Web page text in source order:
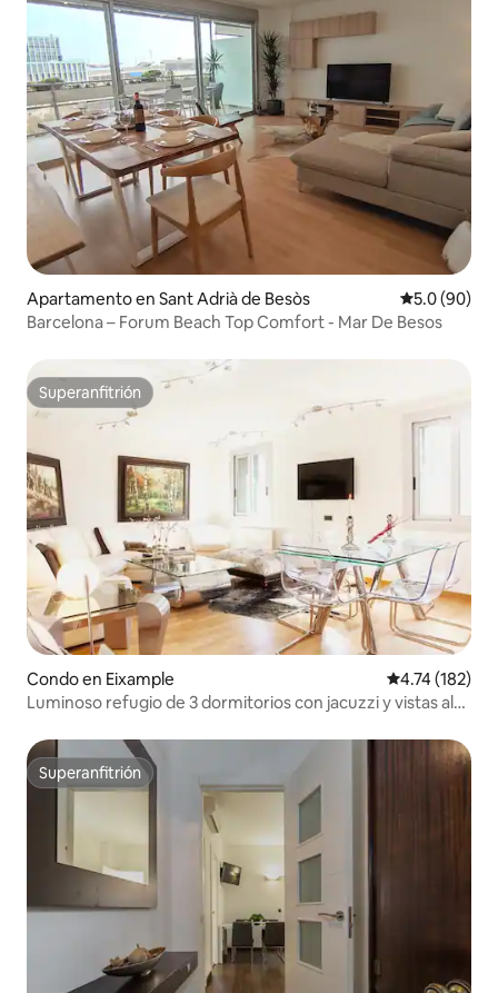
Apartamento en Sant Adrià de Besòs Calificación
5.0 (90)
Barcelona – Forum Beach Top Comfort - Mar De Besos
Superanfitrión
Superanfitrión
Condo en Eixample Calificación
4.74 (182)
Luminoso refugio de 3 dormitorios con jacuzzi y vistas al
Superanfitrión
Superanfitrión